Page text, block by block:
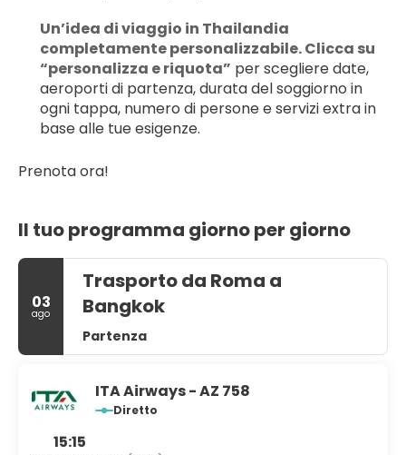
Un’idea di viaggio in Thailandia
completamente personalizzabile. Clicca su
“personalizza e riquota” per scegliere date,
aeroporti di partenza, durata del soggiorno in
ogni tappa, numero di persone e servizi extra in
base alle tue esigenze.
Prenota ora!
Il tuo programma giorno per giorno
03
ago
Trasporto da Roma a
Bangkok
Partenza
ITA Airways - AZ 758
Diretto
15:15